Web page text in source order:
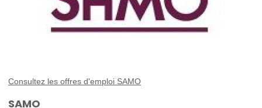
Consultez les offres d'emploi SAMO
SAMO